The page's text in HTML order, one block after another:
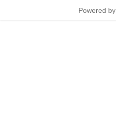
Powered by